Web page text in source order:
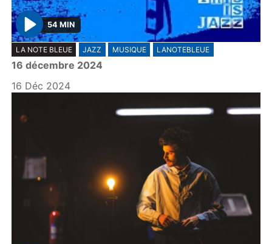
P
l
a
y
54 MIN
LA NOTE BLEUE JAZZ MUSIQUE LANOTEBLEUE
16 décembre 2024
16 Déc 2024